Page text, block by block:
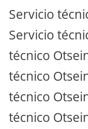
Servicio
Servicio
técnico
técnico
técnico
técnico